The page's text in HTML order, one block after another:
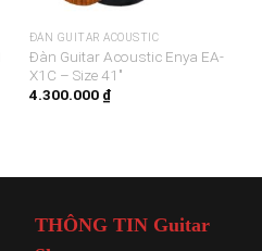
ĐÀN GUITAR ACOUSTIC
Đàn Guitar Acoustic Enya EA-
X1C – Size 41″
4.300.000 ₫
THÔNG TIN Guitar